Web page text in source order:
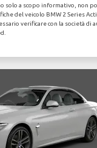
solo a scopo informativo, non
del veicolo BMW 2 Series
verificare con la società di